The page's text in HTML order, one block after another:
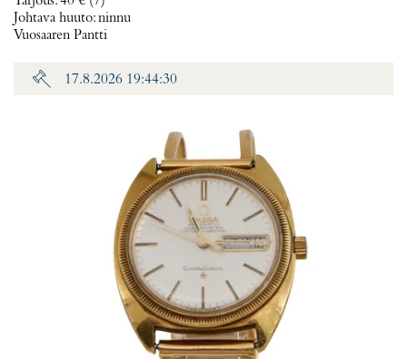
Johtava huuto:ninnu
Vuosaaren Pantti
17.8.2026 19:44:30